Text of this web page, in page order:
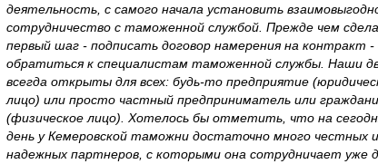
деятельность, с самого начала установить
сотрудничество с таможенной службой. Прежде чем
первый шаг - подписать договор намерения на контракт
обратиться к специалистам таможенной службы. Наши
всегда открыты для всех: будь-то предприятие
лицо) или просто частный предприниматель или
(физическое лицо). Хотелось бы отметить, что на
день у Кемеровской таможни достаточно много честных и
надежных партнеров, с которыми она сотрудничает уже